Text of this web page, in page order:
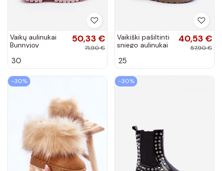
Vaikų aulinukai
Bunnyjoy
efektu ir
juodos ir rožinės...
50,33 €
71,90 €
30
Vaikiški pašiltinti
sniego aulinukai
Leonora
40,53 €
57,90 €
25
−30% −30%